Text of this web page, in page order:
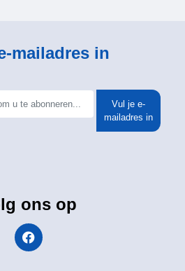
mailadres in
Vul je e-
mailadres in
ons op